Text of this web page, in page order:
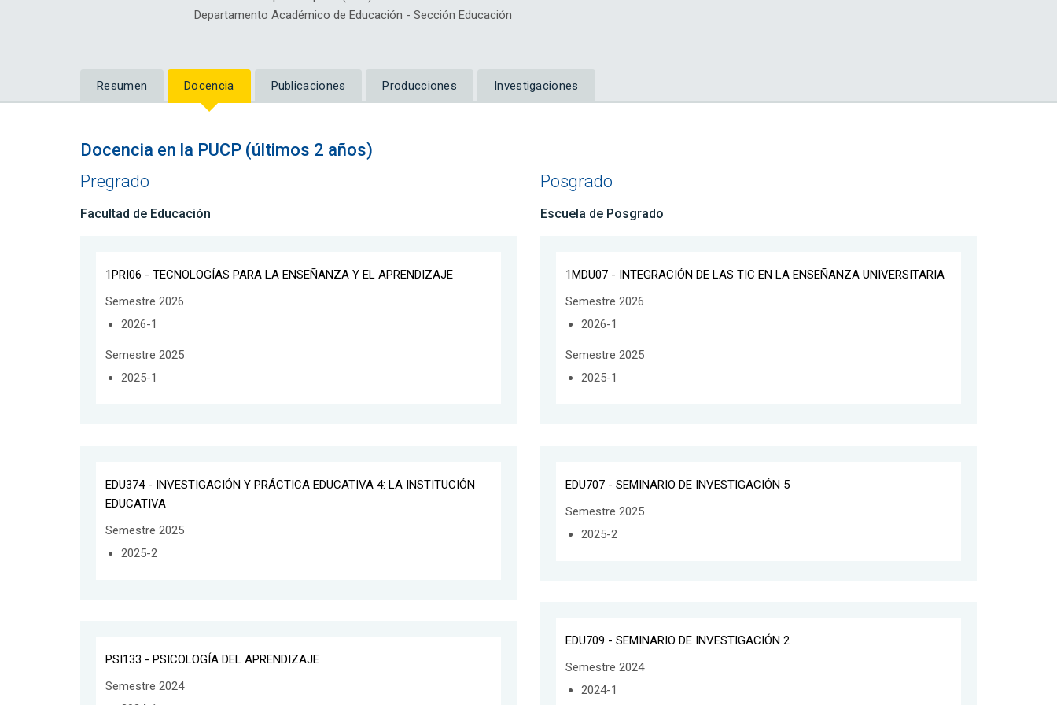
Departamento Académico de Educación - Sección Educación
Resumen Docencia Publicaciones Producciones Investigaciones
Docencia en la PUCP (últimos 2 años)
Pregrado
Facultad de Educación
1PRI06 - TECNOLOGÍAS PARA LA ENSEÑANZA Y EL APRENDIZAJE
Semestre 2026
2026-1
Semestre 2025
2025-1
EDU374 - INVESTIGACIÓN Y PRÁCTICA EDUCATIVA 4: LA INSTITUCIÓN
EDUCATIVA
Semestre 2025
2025-2
PSI133 - PSICOLOGÍA DEL APRENDIZAJE
Semestre 2024
Posgrado
Escuela de Posgrado
1MDU07 - INTEGRACIÓN DE LAS TIC EN LA ENSEÑANZA UNIVERSITARIA
Semestre 2026
2026-1
Semestre 2025
2025-1
EDU707 - SEMINARIO DE INVESTIGACIÓN 5
Semestre 2025
2025-2
EDU709 - SEMINARIO DE INVESTIGACIÓN 2
Semestre 2024
2024-1